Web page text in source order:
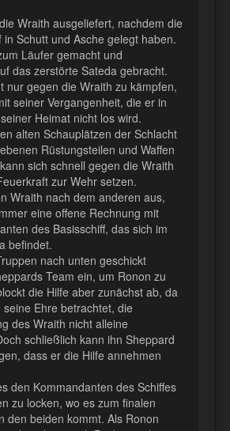
Wraith ausgeliefert, nachdem die
in Schutt und Asche gelegt haben.
Läufer gemacht und
das zerstörte Sateda gebracht.
nur gegen die Wraith zu kämpfen,
seiner Vergangenheit, die er in
Heimat nicht los wird.
alten Schauplätzen der Schlacht
Rüstungsteilen und Waffen
sich schnell gegen die Wraith
zur Wehr setzen.
Wraith nach dem anderen aus,
eine offene Rechnung mit
des Basisschiff, das sich im
befindet.
nach unten geschickt
Team ein, um Ronon zu
die Hilfe aber zunächst ab, da
Ehre betrachtet, die
des Wraith nicht alleine
schließlich kann ihn Sheppard
dass er die Hilfe annehmen
den Kommandanten des Schiffes
zu locken, wo es zum finalen
den beiden kommt. Als Ronon